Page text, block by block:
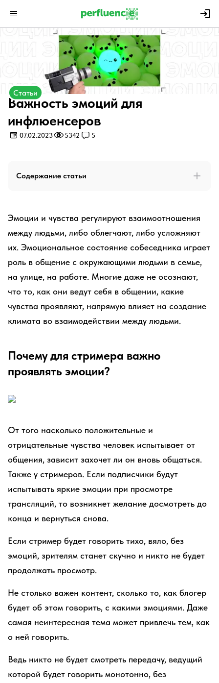
Статьи
Важность эмоций для
инфлюенсеров
07.02.2023 5342 5
Содержание статьи
Эмоции и чувства регулируют взаимоотношения
между людьми, либо облегчают, либо усложняют
их. Эмоциональное состояние собеседника играет
роль в общение с окружающими людьми в семье,
на улице, на работе. Многие даже не осознают,
что то, как они ведут себя в общении, какие
чувства проявляют, напрямую влияет на создание
климата во взаимодействии между людьми.
Почему для стримера важно
проявлять эмоции?
От того насколько положительные и
отрицательные чувства человек испытывает от
общения, зависит захочет ли он вновь общаться.
Также у стримеров. Если подписчики будут
испытывать яркие эмоции при просмотре
трансляций, то возникнет желание досмотреть до
конца и вернуться снова.
Если стример будет говорить тихо, вяло, без
эмоций, зрителям станет скучно и никто не будет
продолжать просмотр.
Не столько важен контент, сколько то, как блогер
будет об этом говорить, с какими эмоциями. Даже
самая неинтересная тема может привлечь тем, как
о ней говорить.
Ведь никто не будет смотреть передачу, ведущий
которой будет говорить монотонно, без